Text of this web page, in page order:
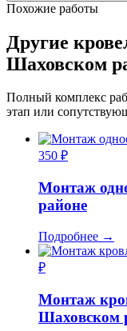
Похожие работы
Другие
Шаховском
Полный комплекс
этап или
350 ₽
Монтаж
районе
Подробнее →
₽
Монтаж
Шаховском